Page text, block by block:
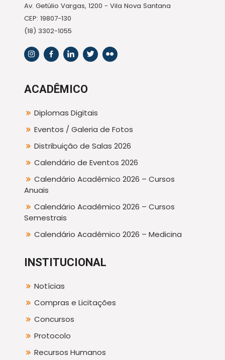
Av. Getúlio Vargas, 1200 - Vila Nova Santana
CEP: 19807-130
(18) 3302-1055
ACADÊMICO
Diplomas Digitais
Eventos / Galeria de Fotos
Distribuição de Salas 2026
Calendário de Eventos 2026
Calendário Acadêmico 2026 – Cursos
Anuais
Calendário Acadêmico 2026 – Cursos
Semestrais
Calendário Acadêmico 2026 – Medicina
INSTITUCIONAL
Notícias
Compras e Licitações
Concursos
Protocolo
Recursos Humanos